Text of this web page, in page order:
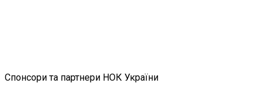
Спонсори та партнери НОК України